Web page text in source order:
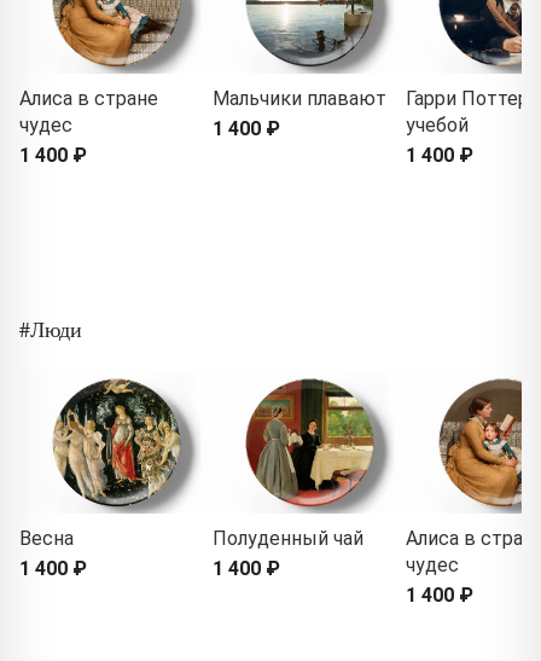
Алиса в стране
чудес
1 400 ₽
Мальчики плавают
1 400 ₽
Гарри Поттер
учебой
1 400 ₽
#Люди
Весна
1 400 ₽
Полуденный чай
1 400 ₽
Алиса в
чудес
1 400 ₽